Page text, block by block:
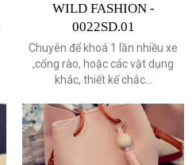
WILD FASHION -
0022SD.01
Chuyên để khoá 1 lần nhiều xe
,cổng rào, hoặc các vật dụng
khác, thiết kế chắc...